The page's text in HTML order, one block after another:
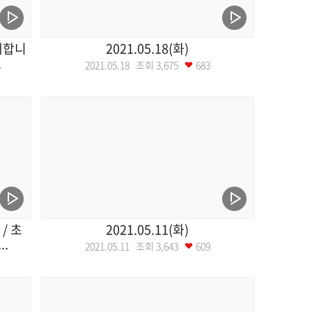
니 2021.05.18(화)
2021.05.18 조회 3,675 683
초 2021.05.11(화)
2021.05.11 조회 3,643 609